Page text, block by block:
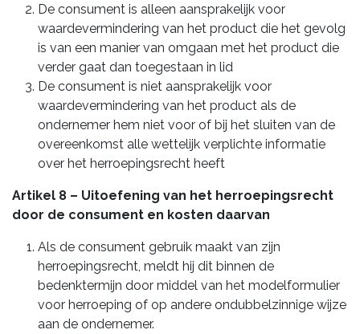
De consument is alleen aansprakelijk voor
waardevermindering van het product die het gevolg
is van een manier van omgaan met het product die
verder gaat dan toegestaan in lid
De consument is niet aansprakelijk voor
waardevermindering van het product als de
ondernemer hem niet voor of bij het sluiten van de
overeenkomst alle wettelijk verplichte informatie
over het herroepingsrecht heeft
Artikel 8 – Uitoefening van het herroepingsrecht
door de consument en kosten daarvan
Als de consument gebruik maakt van zijn
herroepingsrecht, meldt hij dit binnen de
bedenktermijn door middel van het modelformulier
voor herroeping of op andere ondubbelzinnige wijze
aan de ondernemer.